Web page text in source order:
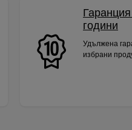
Гаранция
години
Удължена
избрани